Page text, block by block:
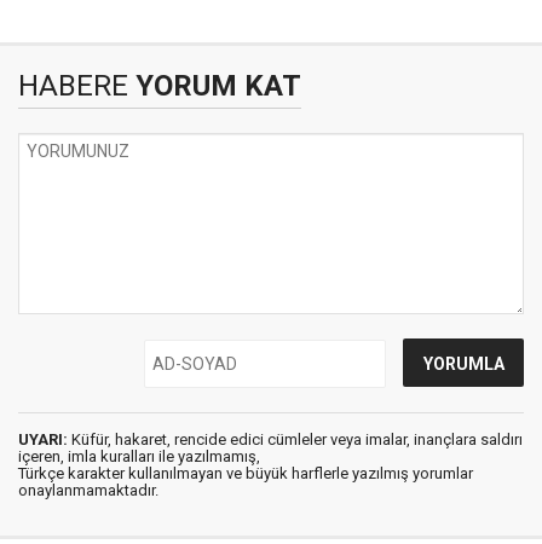
HABERE YORUM KAT
UYARI: Küfür, hakaret, rencide edici cümleler veya imalar, inançlara saldırı
içeren, imla kuralları ile yazılmamış,
Türkçe karakter kullanılmayan ve büyük harflerle yazılmış yorumlar
onaylanmamaktadır.